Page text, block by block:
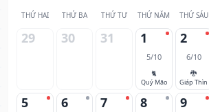
THỨ HAI THỨ BA THỨ TƯ THỨ NĂM THỨ SÁU
29 30 31 1
5/10
🐈
Quý Mão
2
6/10
🐉
Giáp Thìn
5 6 7 8 9